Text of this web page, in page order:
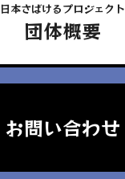
日本さばけるプロジェクト
団体概要
お問い合わせ